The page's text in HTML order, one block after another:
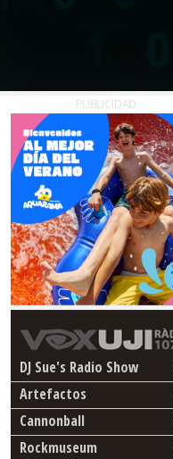
PUBLICIDAD
DJ Sue's Radio Show
Artefactos
Cannonball
Rockmuseum